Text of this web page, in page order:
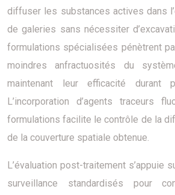
diffuser les substances actives dans
de galeries sans nécessiter
formulations spécialisées pénètrent
moindres anfractuosités du
maintenant leur efficacité durant
L’incorporation d’agents traceurs
formulations facilite le contrôle de la
de la couverture spatiale obtenue.
L’évaluation post-traitement s’appuie
surveillance standardisés pour